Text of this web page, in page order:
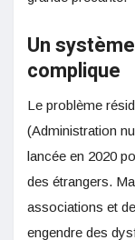
Un
complique
Le problème
(Administration
lancée en 2020
des étrangers.
associations et
engendre des